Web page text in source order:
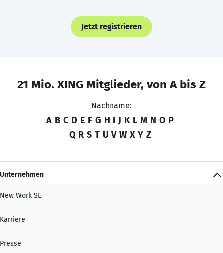
Jetzt registrieren
21 Mio. XING Mitglieder, von A bis Z
Nachname:
A B C D E F G H I J K L M N O P
Q R S T U V W X Y Z
Unternehmen
New Work SE
Karriere
Presse